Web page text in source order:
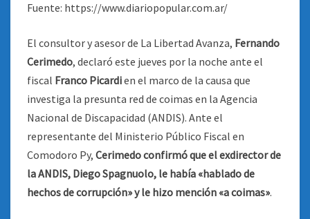
Fuente: https://www.diariopopular.com.ar/
El consultor y asesor de La Libertad Avanza, Fernando
Cerimedo, declaró este jueves por la noche ante el
fiscal Franco Picardien el marco de la causa que
investiga la presunta red de coimas en la Agencia
Nacional de Discapacidad (ANDIS). Ante el
representante del Ministerio Público Fiscal en
Comodoro Py, Cerimedo confirmó que el exdirector de
la ANDIS, Diego Spagnuolo, le había «hablado de
hechos de corrupción» y le hizo mención «a coimas».